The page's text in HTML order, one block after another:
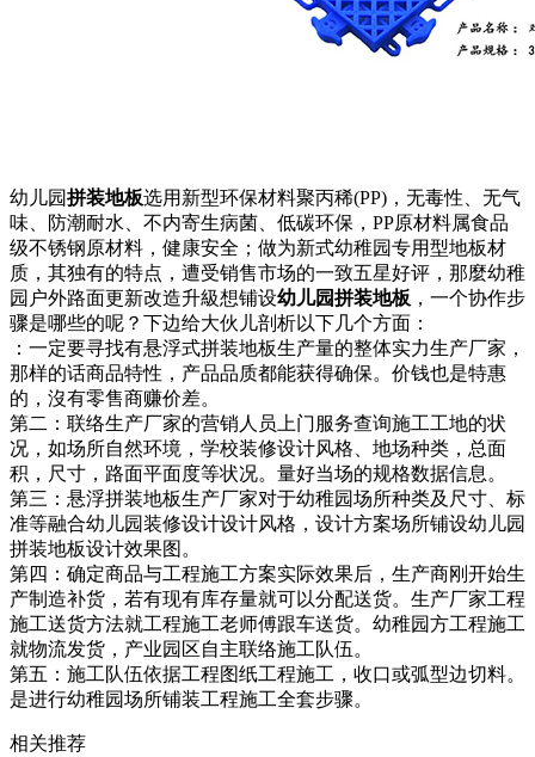
幼儿园拼装地板选用新型环保材料聚丙稀(PP)，无毒性、无气
味、防潮耐水、不内寄生病菌、低碳环保，PP原材料属食品
级不锈钢原材料，健康安全；做为新式幼稚园专用型地板材
质，其独有的特点，遭受销售市场的一致五星好评，那麼幼稚
园户外路面更新改造升級想铺设幼儿园拼装地板 ，一个协作步
骤是哪些的呢？下边给大伙儿剖析以下几个方面：
：一定要寻找有悬浮式拼装地板生产量的整体实力生产厂家，
那样的话商品特性，产品品质都能获得确保。价钱也是特惠
的，沒有零售商赚价差。
第二：联络生产厂家的营销人员上门服务查询施工工地的状
况，如场所自然环境，学校装修设计风格、地场种类，总面
积，尺寸，路面平面度等状况。量好当场的规格数据信息。
第三：悬浮拼装地板生产厂家对于幼稚园场所种类及尺寸、标
准等融合幼儿园装修设计设计风格，设计方案场所铺设幼儿园
拼装地板设计效果图。
第四：确定商品与工程施工方案实际效果后，生产商刚开始生
产制造补货，若有现有库存量就可以分配送货。生产厂家工程
施工送货方法就工程施工老师傅跟车送货。幼稚园方工程施工
就物流发货，产业园区自主联络施工队伍。
第五：施工队伍依据工程图纸工程施工，收口或弧型边切料。
是进行幼稚园场所铺装工程施工全套步骤。
相关推荐